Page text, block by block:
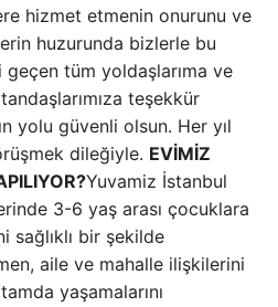
hizmet etmenin onurunu ve
huzurunda bizlerle bu
tüm yoldaşlarıma ve
teşekkür
yolu güvenli olsun. Her yıl
dileğiyle. EVİMİZ
Yuvamiz İstanbul
3-6 yaş arası çocuklara
sağlıklı bir şekilde
aile ve mahalle ilişkilerini
yaşamalarını